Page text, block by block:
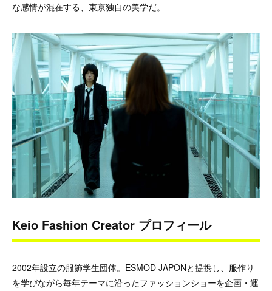
な感情が混在する、東京独自の美学だ。
Keio Fashion Creator プロフィール
2002年設立の服飾学生団体。ESMOD JAPONと提携し、服作り
を学びながら毎年テーマに沿ったファッションショーを企画・運